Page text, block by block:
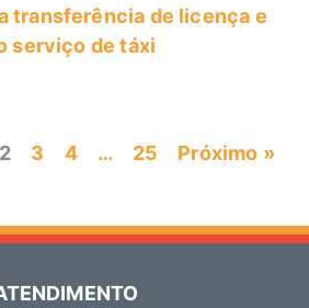
transferência de licença e
serviço de táxi
2 3 4 … 25 Próximo »